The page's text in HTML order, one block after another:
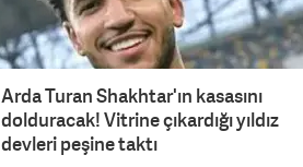
Arda Turan Shakhtar'ın kasasını
dolduracak! Vitrine çıkardığı yıldız
devleri peşine taktı